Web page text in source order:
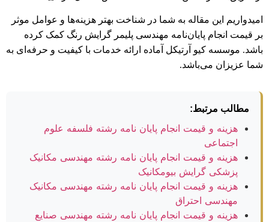
امیدواریم این مقاله به شما در شناخت بهتر هزینه‌ها و عوامل موثر
بر قیمت انجام پایان‌نامه مهندسی پلیمر گرایش رنگ کمک کرده
باشد. موسسه کیو آرتیکل آماده ارائه خدمات با کیفیت و حرفه‌ای به
شما عزیزان می‌باشد.
مطالب مرتبط:
هزینه و قیمت انجام پایان نامه رشته فلسفه علوم
اجتماعی
هزینه و قیمت انجام پایان نامه رشته مهندسی مکانیک
پزشکی گرایش بیومکانیک
هزینه و قیمت انجام پایان نامه رشته مهندسی مکانیک
مهندسی احتراق
هزینه و قیمت انجام پایان نامه رشته مهندسی صنایع